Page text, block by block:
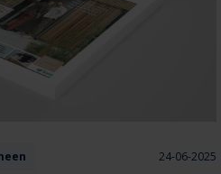
24-06-2025